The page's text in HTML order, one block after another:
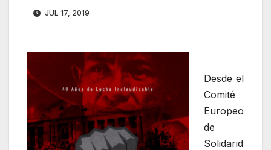
JUL 17, 2019
Desde el
Comité
Europeo
de
Solidarid